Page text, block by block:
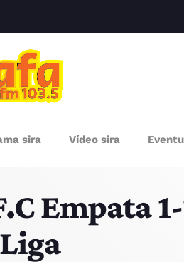
sira Vídeo sira
Empata